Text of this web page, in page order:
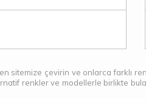
sitemize çevirin ve onlarca farklı
renkler ve modellerle birlikte